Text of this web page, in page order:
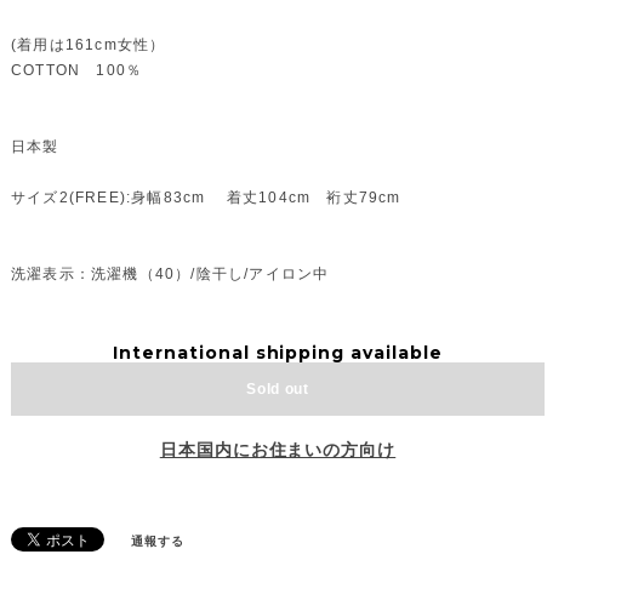
(着用は161cm女性）
COTTON 100％
日本製
サイズ2(FREE):身幅83cm 着丈104cm 裄丈79cm
洗濯表示：洗濯機（40）/陰干し/アイロン中
International shipping available
Sold out
日本国内にお住まいの方向け
通報する